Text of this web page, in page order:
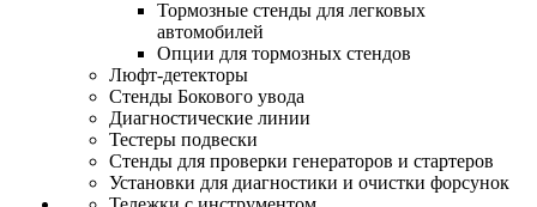
Тормозные стенды для легковых
автомобилей
Опции для тормозных стендов
Люфт-детекторы
Стенды Бокового увода
Диагностические линии
Тестеры подвески
Стенды для проверки генераторов и стартеров
Установки для диагностики и очистки форсунок